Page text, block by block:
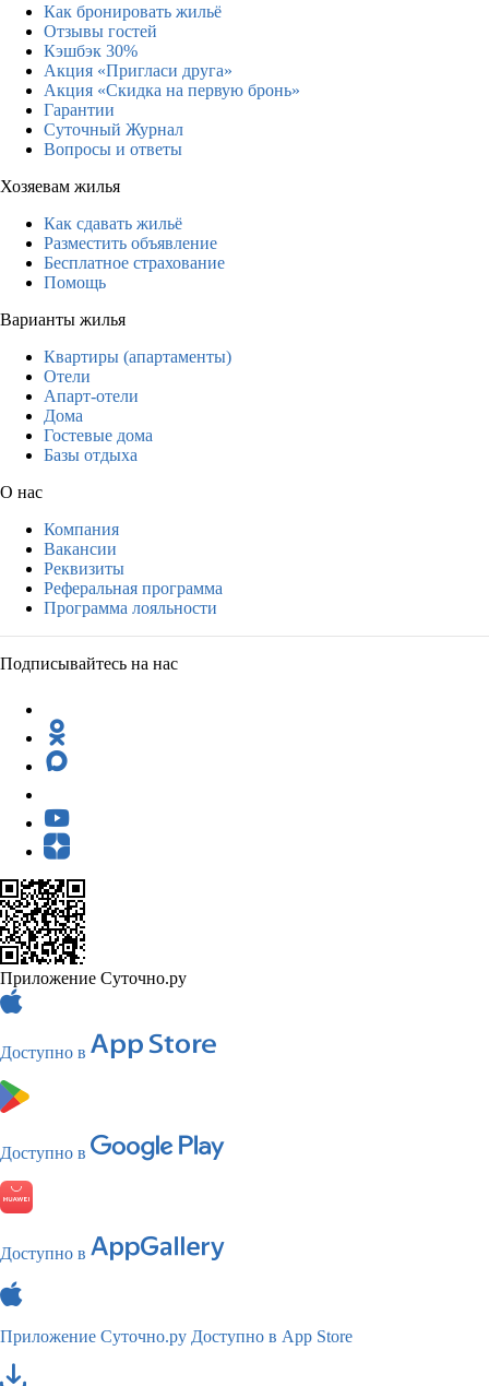
Как бронировать жильё
Отзывы гостей
Кэшбэк 30%
Акция «Пригласи друга»
Акция «Скидка на первую бронь»
Гарантии
Суточный Журнал
Вопросы и ответы
Хозяевам жилья
Как сдавать жильё
Разместить объявление
Бесплатное страхование
Помощь
Варианты жилья
Квартиры (апартаменты)
Отели
Апарт-отели
Дома
Гостевые дома
Базы отдыха
О нас
Компания
Вакансии
Реквизиты
Реферальная программа
Программа лояльности
Подписывайтесь на нас
Приложение Суточно.ру
Доступно в
Доступно в
Доступно в
Приложение Суточно.ру Доступно в App Store